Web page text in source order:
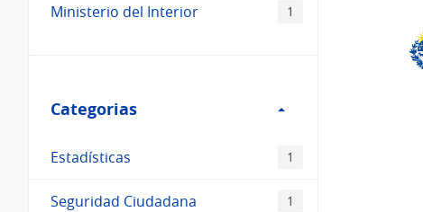
Ministerio del Interior 1
Categorias
Categorias
Estadísticas 1
Seguridad Ciudadana 1